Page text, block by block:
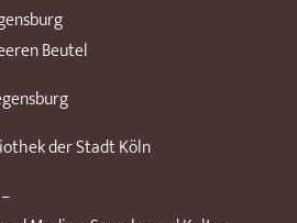
Beutel
der Stadt Köln